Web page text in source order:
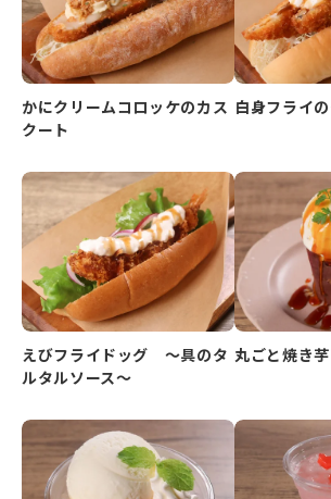
かにクリームコロッケのカス
クート
白身フライ
えびフライドッグ ～具のタ
ルタルソース～
丸ごと焼き